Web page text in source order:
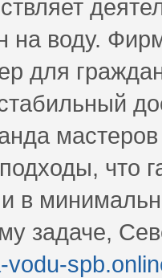
на воду.
для
что
в
задаче,
vodu-